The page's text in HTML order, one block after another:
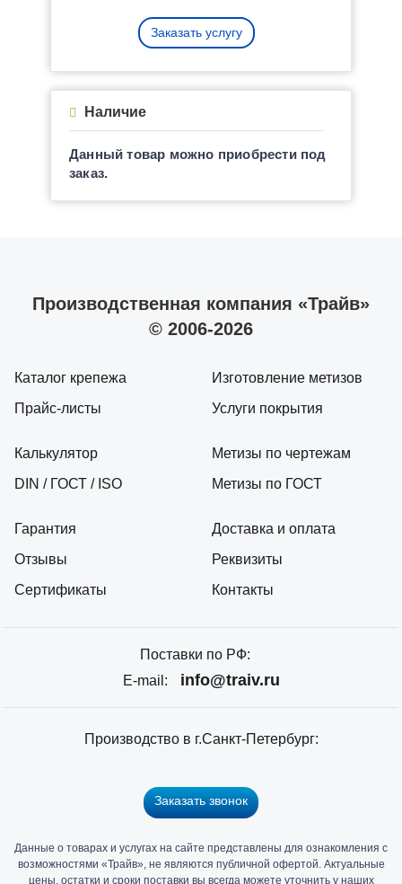
Заказать услугу
Наличие
Данный товар можно приобрести под
заказ.
Производственная компания «Трайв»
© 2006-2026
Каталог крепежа
Прайс-листы
Калькулятор
DIN / ГОСТ / ISO
Гарантия
Отзывы
Сертификаты
Изготовление метизов
Услуги покрытия
Метизы по чертежам
Метизы по ГОСТ
Доставка и оплата
Реквизиты
Контакты
Поставки по РФ:
E-mail:
info@traiv.ru
Производство в г.Санкт-Петербург:
Заказать звонок
Данные о товарах и услугах на сайте представлены для ознакомления с
возможностями «Трайв», не являются публичной офертой. Актуальные
цены, остатки и сроки поставки вы всегда можете уточнить у наших
Главный